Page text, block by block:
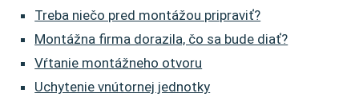
Treba niečo pred montážou pripraviť?
Montážna firma dorazila, čo sa bude diať?
Vŕtanie montážneho otvoru
Uchytenie vnútornej jednotky